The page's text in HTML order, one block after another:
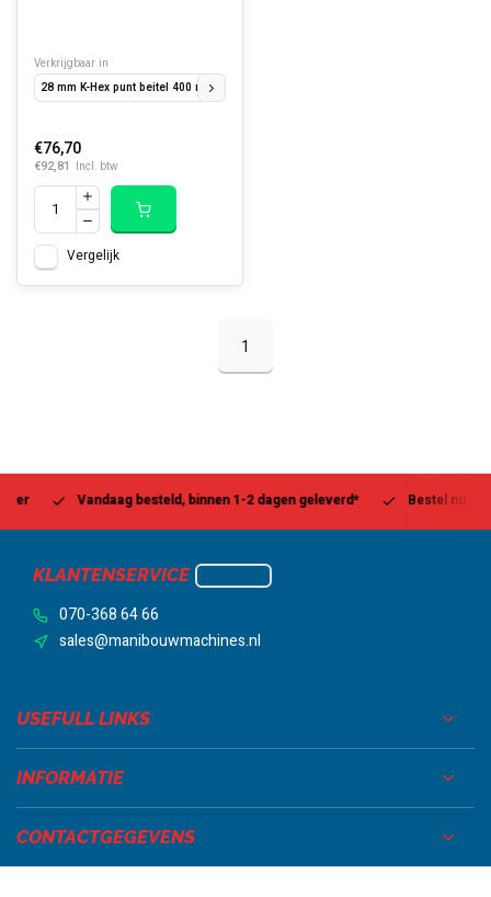
Verkrijgbaar in
28 mm K-Hex punt beitel 400 mm.
€76,70
€92,81 Incl. btw
Vergelijk
1
Vandaag besteld, binnen 1-2 dagen geleverd* Bestel nu, betaal
KLANTENSERVICE
070-368 64 66
sales@manibouwmachines.nl
USEFULL LINKS
INFORMATIE
CONTACTGEGEVENS